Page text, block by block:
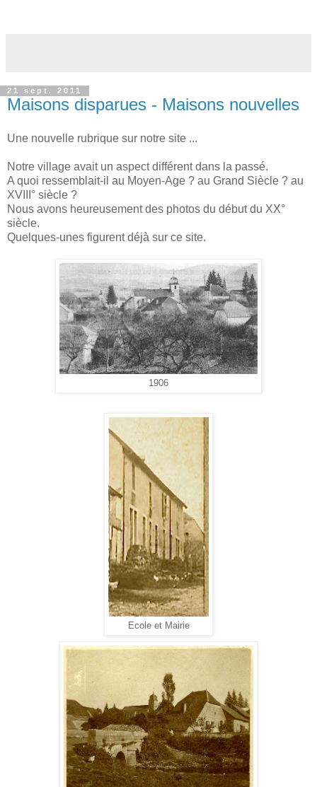
21 sept. 2011
Maisons disparues - Maisons nouvelles
Une nouvelle rubrique sur notre site ...
Notre village avait un aspect différent dans la passé.
A quoi ressemblait-il au Moyen-Age ? au Grand Siècle ? au
XVIII° siècle ?
Nous avons heureusement des photos du début du XX°
siècle.
Quelques-unes figurent déjà sur ce site.
1906
Ecole et Mairie